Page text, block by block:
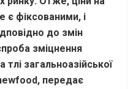
є фіксованими, і
до змін
зміцнення
загальноазійської
передає